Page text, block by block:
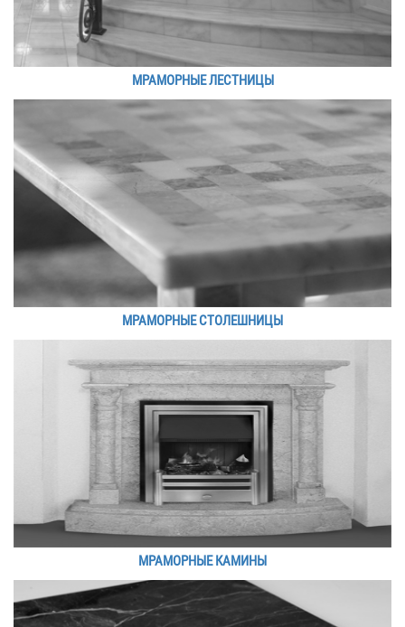
МРАМОРНЫЕ ЛЕСТНИЦЫ
МРАМОРНЫЕ СТОЛЕШНИЦЫ
МРАМОРНЫЕ КАМИНЫ